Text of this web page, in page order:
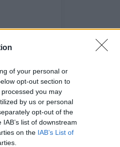
of your personal or
opt-out section to
you may
by us or personal
opt-out of the
list of downstream
on the IAB’s List of